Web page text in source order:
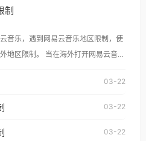
一样，出现地区及版权限制问题，且
到这个问题的朋友们，
拿大、澳大利亚、欧洲等国家和地区
制
音乐，遇到网易云音乐地区限制，使
当在海外打开网易云音
、美
国大陆地区播放。 遇到这个问题
03-22
03-22
03-22